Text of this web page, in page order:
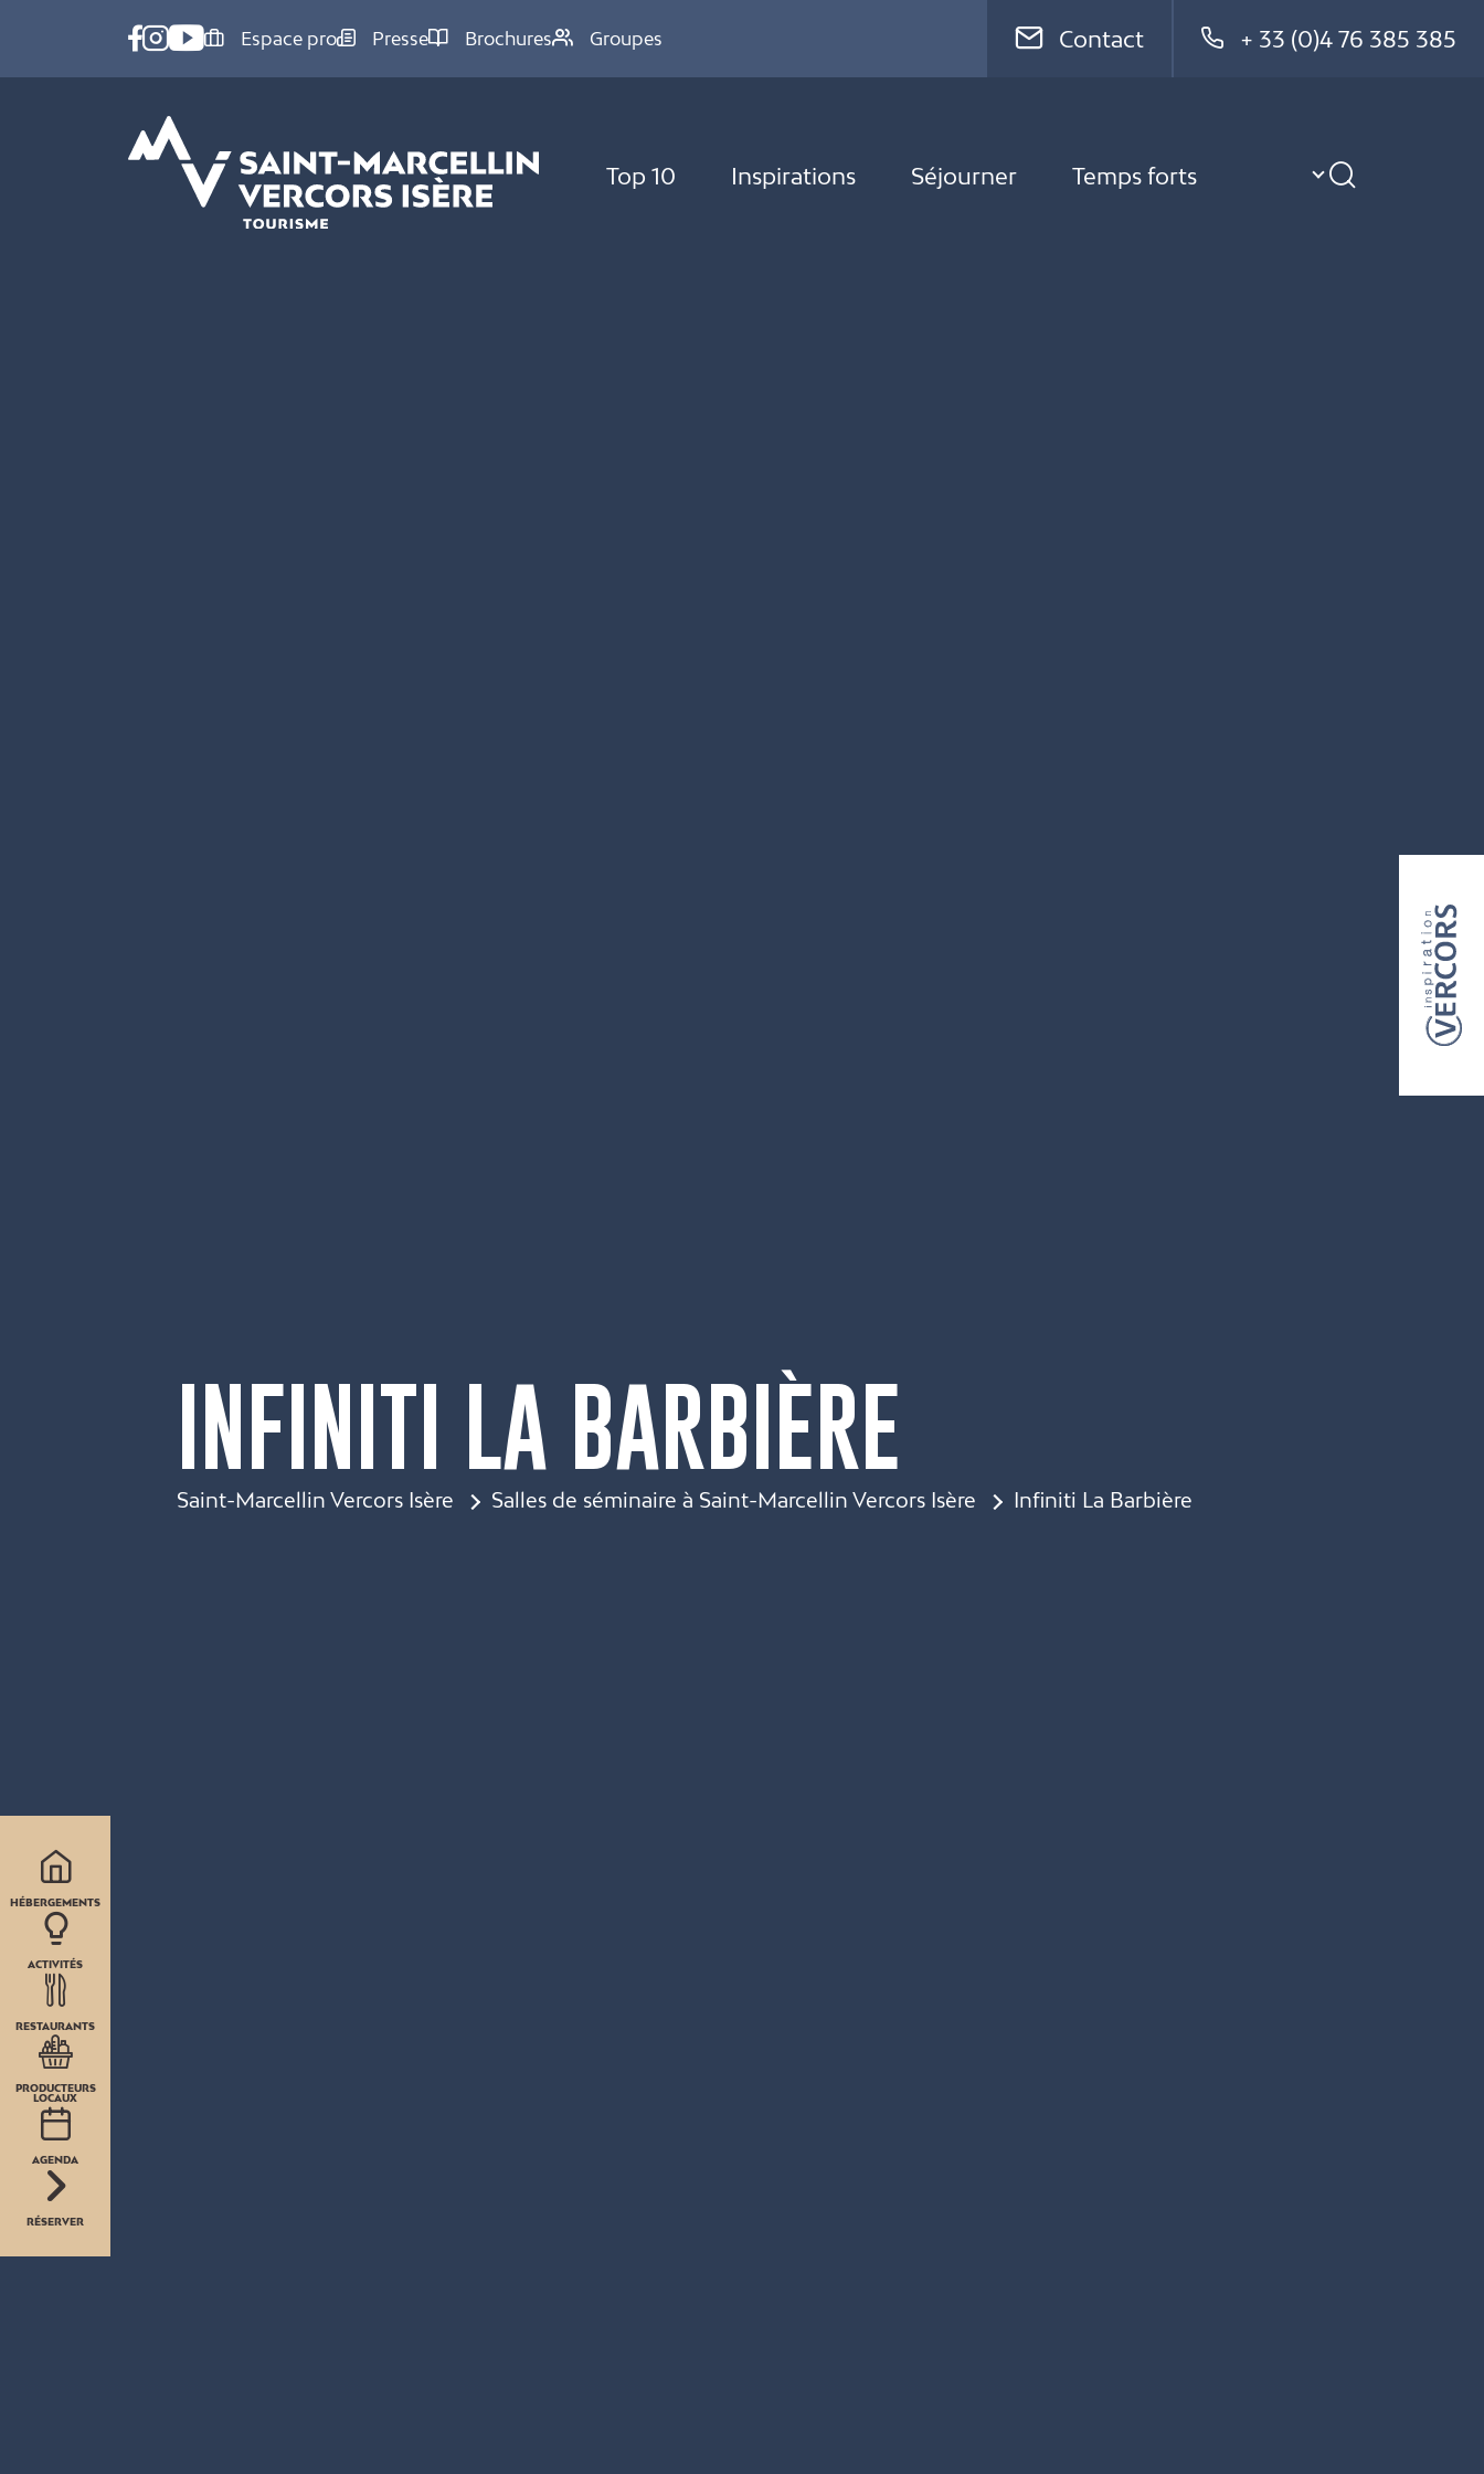
Espace pro Presse Brochures Groupes Contact + 33 (0)4 76 385 385
Top 10 Inspirations Séjourner Temps forts
INFINITI LA BARBIÈRE
Saint-Marcellin Vercors Isère Salles de séminaire à Saint-Marcellin Vercors Isère Infiniti La Barbière
HÉBERGEMENTS
ACTIVITÉS
RESTAURANTS
PRODUCTEURS
LOCAUX
AGENDA
RÉSERVER